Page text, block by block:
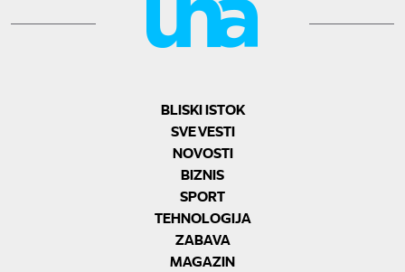
BLISKI ISTOK
SVE VESTI
NOVOSTI
BIZNIS
SPORT
TEHNOLOGIJA
ZABAVA
MAGAZIN